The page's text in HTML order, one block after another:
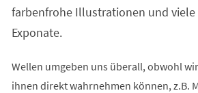
farbenfrohe Illustrationen und viele
Exponate.
Wellen umgeben uns überall, obwohl
ihnen direkt wahrnehmen können, z.B.